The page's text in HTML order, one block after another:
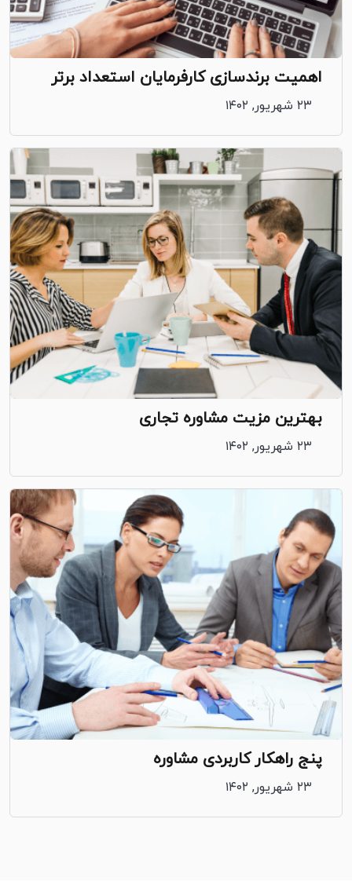
اهمیت برندسازی کارفرمایان استعداد برتر
۲۳ شهریور, ۱۴۰۲
بهترین مزیت مشاوره تجاری
۲۳ شهریور, ۱۴۰۲
پنج راهکار کاربردی مشاوره
۲۳ شهریور, ۱۴۰۲